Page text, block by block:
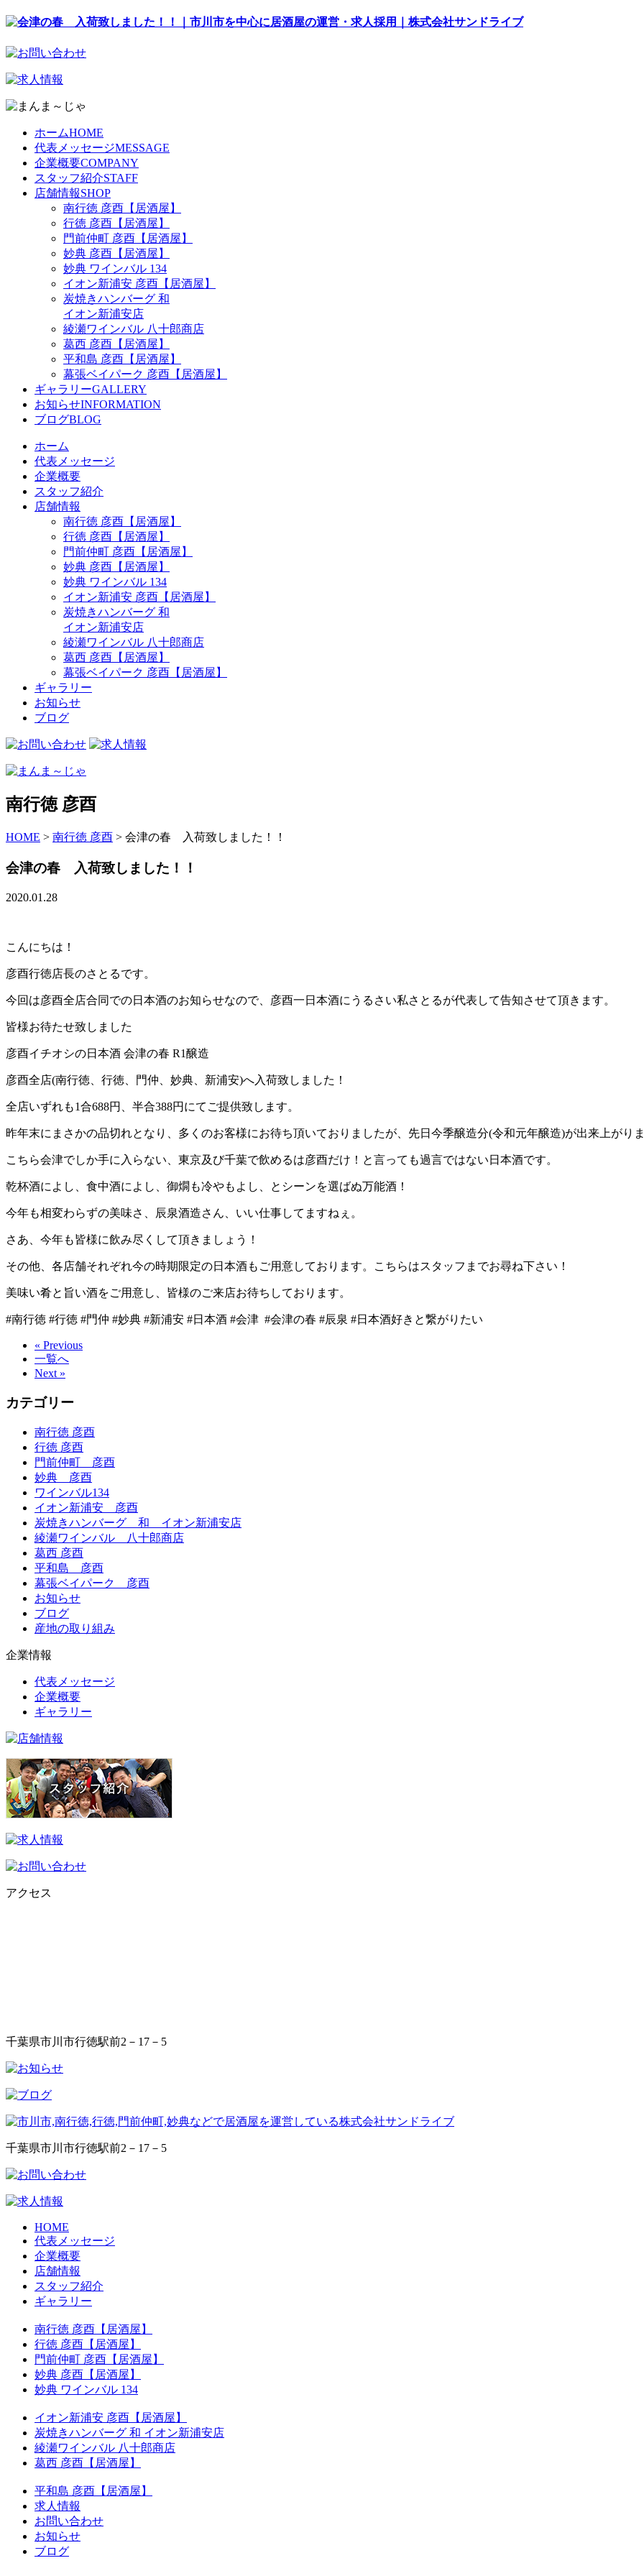
ホームHOME
代表メッセージMESSAGE
企業概要COMPANY
スタッフ紹介STAFF
店舗情報SHOP
南行徳 彦酉【居酒屋】
行徳 彦酉【居酒屋】
門前仲町 彦酉【居酒屋】
妙典 彦酉【居酒屋】
妙典 ワインバル 134
イオン新浦安 彦酉【居酒屋】
炭焼きハンバーグ 和
イオン新浦安店
綾瀬ワインバル 八十郎商店
葛西 彦酉【居酒屋】
平和島 彦酉【居酒屋】
幕張ベイパーク 彦酉【居酒屋】
ギャラリーGALLERY
お知らせINFORMATION
ブログBLOG
ホーム
代表メッセージ
企業概要
スタッフ紹介
店舗情報
南行徳 彦酉【居酒屋】
行徳 彦酉【居酒屋】
門前仲町 彦酉【居酒屋】
妙典 彦酉【居酒屋】
妙典 ワインバル 134
イオン新浦安 彦酉【居酒屋】
炭焼きハンバーグ 和
イオン新浦安店
綾瀬ワインバル 八十郎商店
葛西 彦酉【居酒屋】
幕張ベイパーク 彦酉【居酒屋】
ギャラリー
お知らせ
ブログ
南行徳 彦酉
HOME > 南行徳 彦酉 > 会津の春 入荷致しました！！
会津の春 入荷致しました！！
2020.01.28
こんにちは！
彦酉行徳店長のさとるです。
今回は彦酉全店合同での日本酒のお知らせなので、彦酉一日本酒にうるさい私さとるが代表して告知させて頂きます。
皆様お待たせ致しました
彦酉イチオシの日本酒 会津の春 R1醸造
彦酉全店(南行徳、行徳、門仲、妙典、新浦安)へ入荷致しました！
全店いずれも1合688円、半合388円にてご提供致します。
昨年末にまさかの品切れとなり、多くのお客様にお待ち頂いておりましたが、先日今季醸造分(令和元年醸造)が出来上がり
こちら会津でしか手に入らない、東京及び千葉で飲めるは彦酉だけ！と言っても過言ではない日本酒です。
乾杯酒によし、食中酒によし、御燗も冷やもよし、とシーンを選ばぬ万能酒！
今年も相変わらずの美味さ、辰泉酒造さん、いい仕事してますねぇ。
さあ、今年も皆様に飲み尽くして頂きましょう！
その他、各店舗それぞれ今の時期限定の日本酒もご用意しております。こちらはスタッフまでお尋ね下さい！
美味い肴と旨い酒をご用意し、皆様のご来店お待ちしております。
#南行徳 #行徳 #門仲 #妙典 #新浦安 #日本酒 #会津 #会津の春 #辰泉 #日本酒好きと繋がりたい
« Previous
一覧へ
Next »
カテゴリー
南行徳 彦酉
行徳 彦酉
門前仲町 彦酉
妙典 彦酉
ワインバル134
イオン新浦安 彦酉
炭焼きハンバーグ 和 イオン新浦安店
綾瀬ワインバル 八十郎商店
葛西 彦酉
平和島 彦酉
幕張ベイパーク 彦酉
お知らせ
ブログ
産地の取り組み
企業情報
代表メッセージ
企業概要
ギャラリー
アクセス
千葉県市川市行徳駅前2－17－5
千葉県市川市行徳駅前2－17－5
HOME
代表メッセージ
企業概要
店舗情報
スタッフ紹介
ギャラリー
南行徳 彦酉【居酒屋】
行徳 彦酉【居酒屋】
門前仲町 彦酉【居酒屋】
妙典 彦酉【居酒屋】
妙典 ワインバル 134
イオン新浦安 彦酉【居酒屋】
炭焼きハンバーグ 和 イオン新浦安店
綾瀬ワインバル 八十郎商店
葛西 彦酉【居酒屋】
平和島 彦酉【居酒屋】
求人情報
お問い合わせ
お知らせ
ブログ